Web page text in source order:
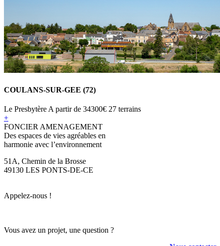
COULANS-SUR-GEE (72)
Le Presbytère A partir de 34300€ 27 terrains
+
FONCIER AMENAGEMENT
Des espaces de vies agréables en
harmonie avec l’environnement
51A, Chemin de la Brosse
49130 LES PONTS-DE-CE
Appelez-nous !
Vous avez un projet, une question ?